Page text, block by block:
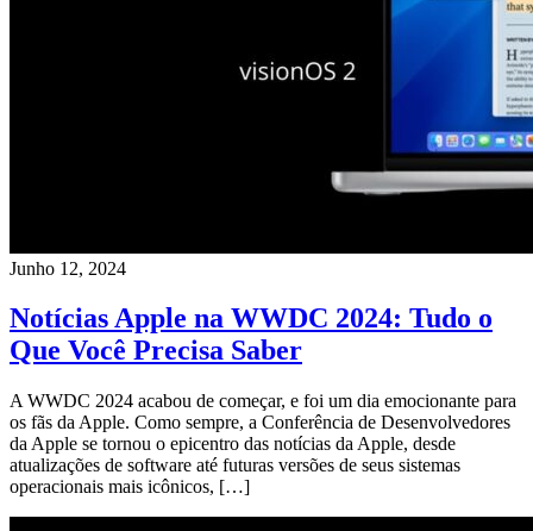
Junho 12, 2024
Notícias Apple na WWDC 2024: Tudo o
Que Você Precisa Saber
A WWDC 2024 acabou de começar, e foi um dia emocionante para
os fãs da Apple. Como sempre, a Conferência de Desenvolvedores
da Apple se tornou o epicentro das notícias da Apple, desde
atualizações de software até futuras versões de seus sistemas
operacionais mais icônicos, […]